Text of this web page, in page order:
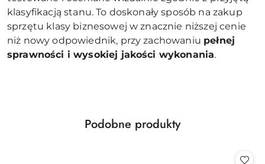
klasyfikacją stanu. To doskonały sposób na zakup
sprzętu klasy biznesowej w znacznie niższej cenie
niż nowy odpowiednik, przy zachowaniu pełnej
sprawności i wysokiej jakości wykonania.
Pomiń karuzelę produktów
Produkty
Podobne produkty